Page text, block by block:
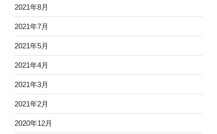
2021年8月
2021年7月
2021年5月
2021年4月
2021年3月
2021年2月
2020年12月